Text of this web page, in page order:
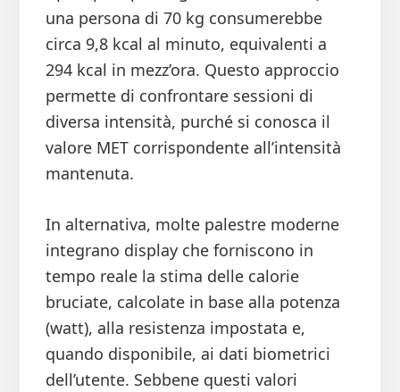
una persona di 70 kg consumerebbe
circa 9,8 kcal al minuto, equivalenti a
294 kcal in mezz’ora. Questo approccio
permette di confrontare sessioni di
diversa intensità, purché si conosca il
valore MET corrispondente all’intensità
mantenuta.
In alternativa, molte palestre moderne
integrano display che forniscono in
tempo reale la stima delle calorie
bruciate, calcolate in base alla potenza
(watt), alla resistenza impostata e,
quando disponibile, ai dati biometrici
dell’utente. Sebbene questi valori